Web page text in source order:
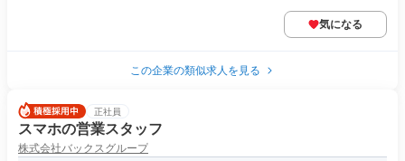
気になる
この企業の類似求人を見る
正社員
スマホの営業スタッフ
株式会社バックスグループ